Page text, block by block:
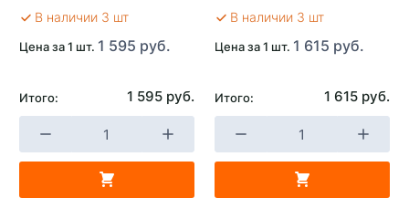
В наличии 3 шт
Цена за 1 шт. 1 595 руб.
Итого: 1 595 руб.
В наличии 3 шт
Цена за 1 шт. 1 615 руб.
Итого: 1 615 руб.